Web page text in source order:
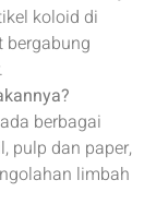
koloid di
bergabung
berbagai
pulp dan paper,
limbah